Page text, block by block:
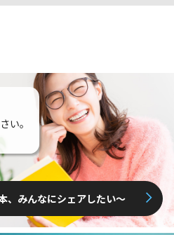
い。
、みんなにシェアしたい〜